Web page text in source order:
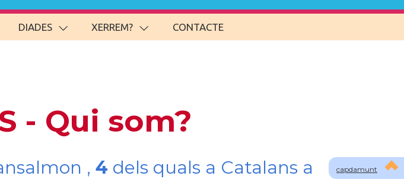
DIADES XERREM? CONTACTE
capdamunt
- Qui som?
, 4 dels quals a Catalans a